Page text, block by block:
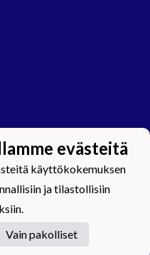
evästeitä
käyttökokemuksen
ja tilastollisiin
Vain pakolliset